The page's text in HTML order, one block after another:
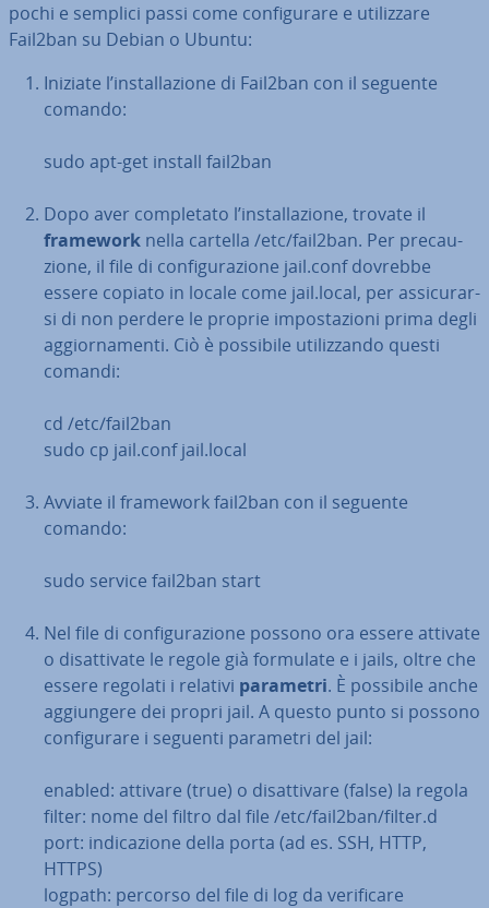
pochi e semplici passi come con­fi­gu­ra­re e uti­liz­za­re
Fail2ban su Debian o Ubuntu:
Iniziate l’in­stal­la­zio­ne di Fail2ban con il seguente
comando:
sudo apt-get install fail2ban
Dopo aver com­ple­ta­to l’in­stal­la­zio­ne, trovate il
framework nella cartella /etc/fail2ban. Per pre­cau­
zio­ne, il file di con­fi­gu­ra­zio­ne jail.conf dovrebbe
essere copiato in locale come jail.local, per as­si­cu­rar­
si di non perdere le proprie im­po­sta­zio­ni prima degli
ag­gior­na­men­ti. Ciò è possibile uti­liz­zan­do questi
comandi:
cd /etc/fail2ban
sudo cp jail.conf jail.local
Avviate il framework fail2ban con il seguente
comando:
sudo service fail2ban start
Nel file di con­fi­gu­ra­zio­ne possono ora essere attivate
o di­sat­ti­va­te le regole già formulate e i jails, oltre che
essere regolati i relativi parametri. È possibile anche
ag­giun­ge­re dei propri jail. A questo punto si possono
con­fi­gu­ra­re i seguenti parametri del jail:
enabled: attivare (true) o di­sat­ti­va­re (false) la regola
filter: nome del filtro dal file /etc/fail2ban/filter.d
port: in­di­ca­zio­ne della porta (ad es. SSH, HTTP,
HTTPS)
logpath: percorso del file di log da ve­ri­fi­ca­re